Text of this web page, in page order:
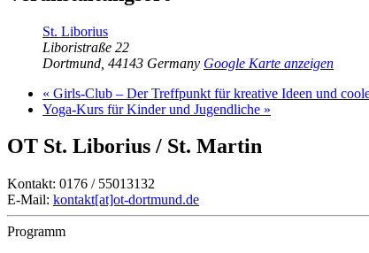
St. Liborius
Liboristraße 22
Dortmund 44143 Germany Google Karte anzeigen
« Girls-Club – Der Treffpunkt für kreative Ideen und
Yoga-Kurs für Kinder und Jugendliche »
OT St. Liborius / St. Martin
Kontakt: 0176 / 55013132
E-Mail: kontakt[at]ot-dortmund.de
Programm